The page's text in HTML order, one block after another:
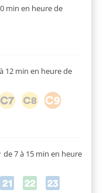
min en heure de
12 min en heure de
de 7 à 15 min en heure